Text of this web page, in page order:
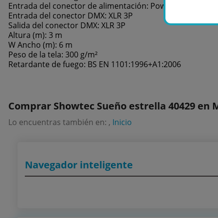
Entrada del conector de alimentación: Power Pro Blue
Entrada del conector DMX: XLR 3P
Salida del conector DMX: XLR 3P
Altura (m): 3 m
W Ancho (m): 6 m
Peso de la tela: 300 g/m²
Retardante de fuego: BS EN 1101:1996+A1:2006
Comprar Showtec Sueño estrella 40429 en
Lo encuentras también en: , Inicio
Navegador inteligente